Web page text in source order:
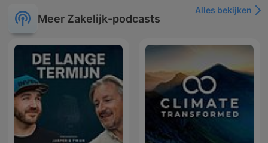
Meer Zakelijk-podcasts
Alles bekijken